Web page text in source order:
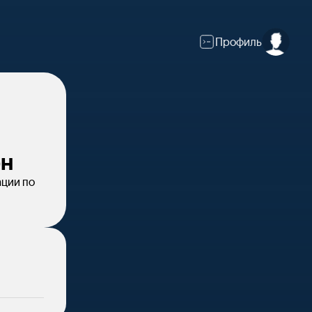
Профиль
по